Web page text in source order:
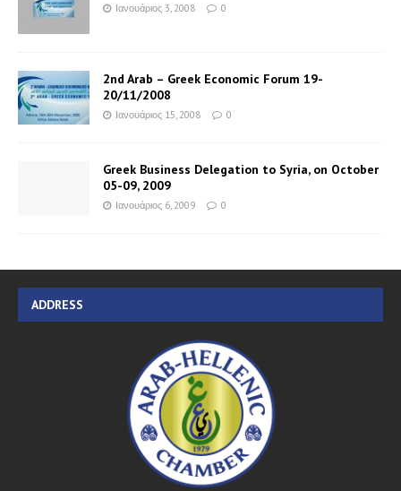
Ιανουάριος 3, 2008 0
2nd Arab – Greek Economic Forum 19-
20/11/2008
Ιανουάριος 15, 2008 0
Greek Business Delegation to Syria, on October
05-09, 2009
Ιανουάριος 6, 2009 0
ADDRESS